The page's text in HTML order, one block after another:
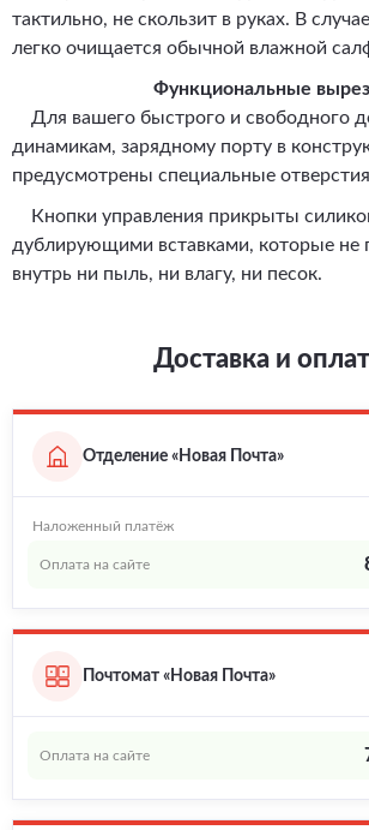
тактильно, не скользит в руках. В
легко очищается обычной влажной
Функциональные
Для вашего быстрого и свободного
динамикам, зарядному порту в
предусмотрены специальные
Кнопки управления прикрыты
дублирующими вставками, которые не
внутрь ни пыль, ни влагу, ни песок.
Доставка и
Отделение «Новая Почта»
Наложенный платёж
Оплата на сайте
Почтомат «Новая Почта»
Оплата на сайте